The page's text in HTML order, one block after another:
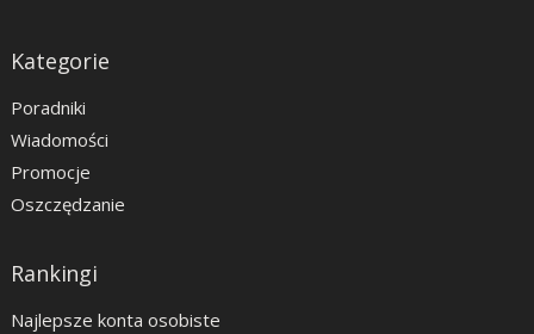
Kategorie
Poradniki
Wiadomości
Promocje
Oszczędzanie
Rankingi
Najlepsze konta osobiste